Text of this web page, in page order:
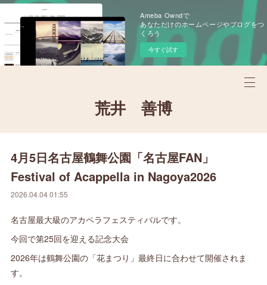
Ameba Owndで
あなただけのホームページやブログをつ
くろう
今すぐ試す
荒井 善博
4月5日名古屋鶴舞公園「名古屋FAN」
Festival of Acappella in Nagoya2026
2026.04.04 01:55
名古屋最大級のアカペラフェスティバルです。
今回で第25回を迎える記念大会
2026年は鶴舞公園の「花まつり」最終日に合わせて開催されま
す。